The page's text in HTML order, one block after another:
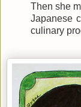
Then she
Japanese
culinary